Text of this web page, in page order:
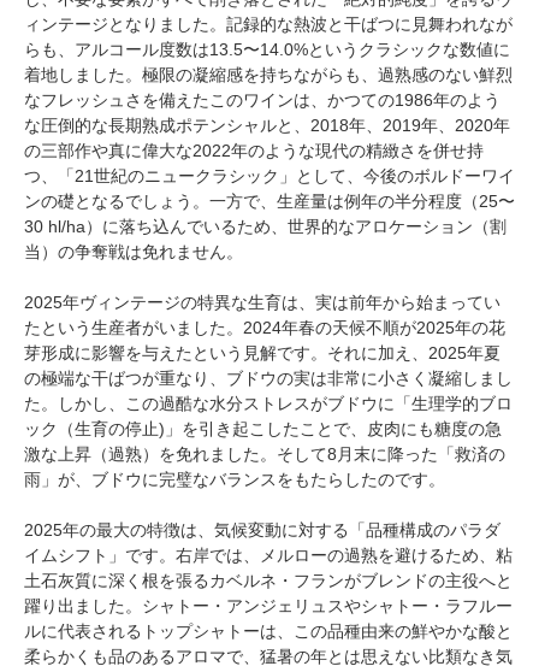
ィンテージとなりました。記録的な熱波と干ばつに見舞われなが
らも、アルコール度数は13.5〜14.0%というクラシックな数値に
着地しました。極限の凝縮感を持ちながらも、過熟感のない鮮烈
なフレッシュさを備えたこのワインは、かつての1986年のよう
な圧倒的な長期熟成ポテンシャルと、2018年、2019年、2020年
の三部作や真に偉大な2022年のような現代の精緻さを併せ持
つ、「21世紀のニュークラシック」として、今後のボルドーワイ
ンの礎となるでしょう。一方で、生産量は例年の半分程度（25〜
30 hl/ha）に落ち込んでいるため、世界的なアロケーション（割
当）の争奪戦は免れません。
2025年ヴィンテージの特異な生育は、実は前年から始まってい
たという生産者がいました。2024年春の天候不順が2025年の花
芽形成に影響を与えたという見解です。それに加え、2025年夏
の極端な干ばつが重なり、ブドウの実は非常に小さく凝縮しまし
た。しかし、この過酷な水分ストレスがブドウに「生理学的ブロ
ック（生育の停止)」を引き起こしたことで、皮肉にも糖度の急
激な上昇（過熟）を免れました。そして8月末に降った「救済の
雨」が、ブドウに完璧なバランスをもたらしたのです。
2025年の最大の特徴は、気候変動に対する「品種構成のパラダ
イムシフト」です。右岸では、メルローの過熟を避けるため、粘
土石灰質に深く根を張るカベルネ・フランがブレンドの主役へと
躍り出ました。シャトー・アンジェリュスやシャトー・ラフルー
ルに代表されるトップシャトーは、この品種由来の鮮やかな酸と
柔らかくも品のあるアロマで、猛暑の年とは思えない比類なき気